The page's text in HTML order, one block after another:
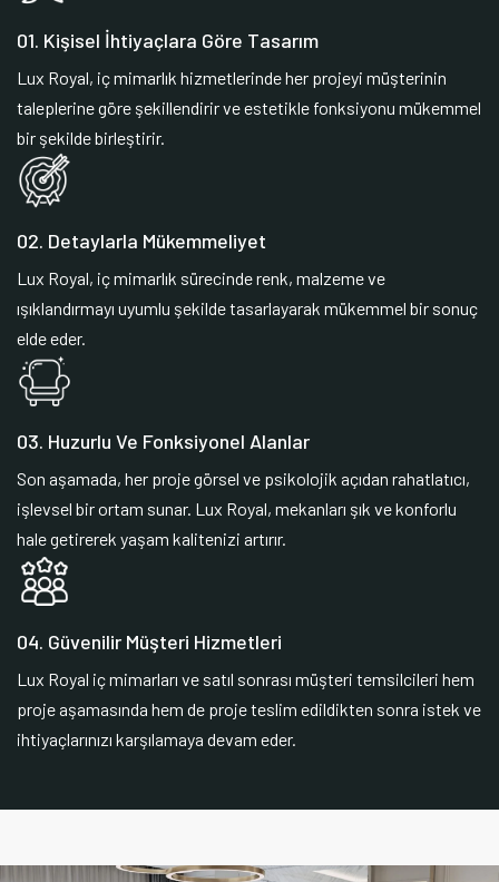
01. Kişisel İhtiyaçlara Göre Tasarım
Lux Royal, iç mimarlık hizmetlerinde her projeyi müşterinin
taleplerine göre şekillendirir ve estetikle fonksiyonu mükemmel
bir şekilde birleştirir.
02. Detaylarla Mükemmeliyet
Lux Royal, iç mimarlık sürecinde renk, malzeme ve
ışıklandırmayı uyumlu şekilde tasarlayarak mükemmel bir sonuç
elde eder.
03. Huzurlu Ve Fonksiyonel Alanlar
Son aşamada, her proje görsel ve psikolojik açıdan rahatlatıcı,
işlevsel bir ortam sunar. Lux Royal, mekanları şık ve konforlu
hale getirerek yaşam kalitenizi artırır.
04. Güvenilir Müşteri Hizmetleri
Lux Royal iç mimarları ve satıl sonrası müşteri temsilcileri hem
proje aşamasında hem de proje teslim edildikten sonra istek ve
ihtiyaçlarınızı karşılamaya devam eder.